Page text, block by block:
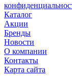
Каталог
Акции
Бренды
Новости
О компании
Контакты
Карта сайта